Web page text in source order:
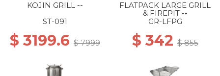
KOJIN GRILL --
ST-091
$ 3199.6 $ 7999
FLATPACK LARGE GRILL
& FIREPIT --
GR-LFPG
$ 342$ 855